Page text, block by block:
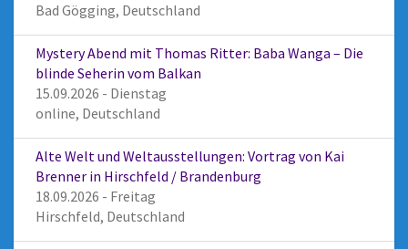
Bad Gögging, Deutschland
Mystery Abend mit Thomas Ritter: Baba Wanga – Die
blinde Seherin vom Balkan
15.09.2026 - Dienstag
online, Deutschland
Alte Welt und Weltausstellungen: Vortrag von Kai
Brenner in Hirschfeld / Brandenburg
18.09.2026 - Freitag
Hirschfeld, Deutschland